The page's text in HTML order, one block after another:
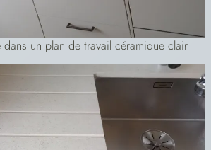
un plan de travail céramique clair